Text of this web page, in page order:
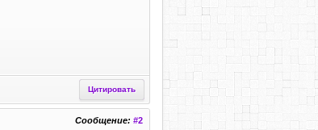
Цитировать
Сообщение: #2